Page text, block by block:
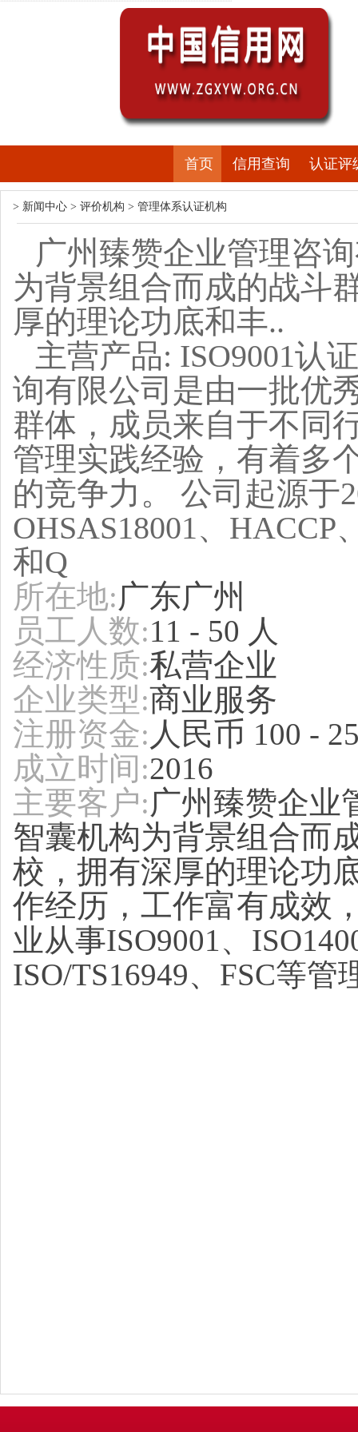
首页 信用查询 认证评
> 新闻中心 > 评价机构 > 管理体系认证机构
广州臻赞企业管理咨
为背景组合而成的战斗
厚的理论功底和丰..
主营产品: ISO9001认
询有限公司是由一批优
群体，成员来自于不同
管理实践经验，有着多
的竞争力。 公司起源于
OHSAS18001、HACCP
和Q
所在地:广东广州
员工人数:11 - 50 人
经济性质:私营企业
企业类型:商业服务
注册资金: 人民币 100 -
成立时间:2016
主要客户:广州臻赞企业
智囊机构为背景组合而
校，拥有深厚的理论功
作经历，工作富有成效
业从事ISO9001、
ISO/TS16949、FSC等